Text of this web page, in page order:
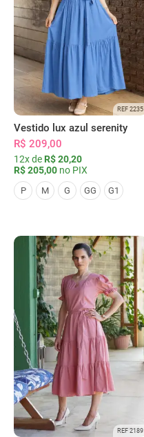
REF 2235
Vestido lux azul serenity
R$ 209,00
12x de R$ 20,20
R$ 205,00 no PIX
P M G GG G1
REF 2189